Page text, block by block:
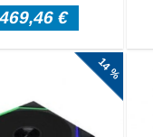
parkirnega prostora.Za